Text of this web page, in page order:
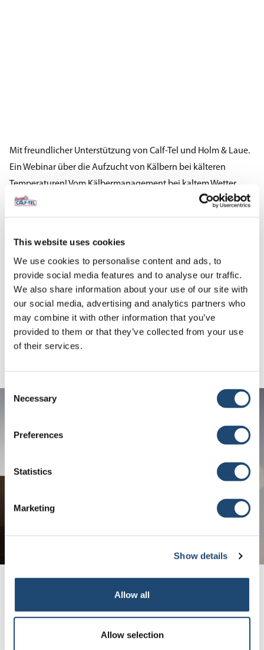
This website uses cookies
We use cookies to personalise content and ads, to
provide social media features and to analyse our traffic.
We also share information about your use of our site with
our social media, advertising and analytics partners who
may combine it with other information that you’ve
provided to them or that they’ve collected from your use
of their services.
Consent
Selection
Necessary
Preferences
Statistics
Marketing
Show details
Allow all
Allow selection
Mit freundlicher Unterstützung von Calf-Tel und Holm & Laue.
Ein Webinar über die Aufzucht von Kälbern bei kälteren
Temperaturen! Vom Kälbermanagement bei kaltem Wetter
über die richtige Ernährung bis hin zur Pasteurisierung –
erfahren Sie, wie Sie Ihre Kälber für den Erfolg im Winter
Beitragsnavigation
← Nehl’s Bros. Farms
Das Kalb ist geboren, was
nun? →
Finden Sie einen Calf-Tel
Händler in der Nähe